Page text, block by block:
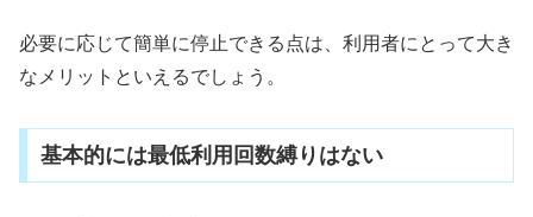
必要に応じて簡単に停止できる点は、利用者にとって大き
なメリットといえるでしょう。
基本的には最低利用回数縛りはない